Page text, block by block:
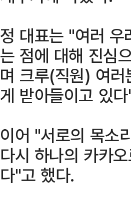
정 대표는 "여러 우
는 점에 대해 진심
며 크루(직원) 여
게 받아들이고 있
이어 "서로의 목소
다시 하나의 카카
다"고 했다.